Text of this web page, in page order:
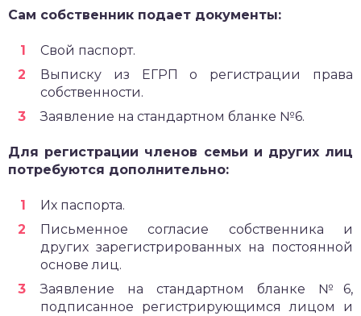
Сам собственник подает документы:
Свой паспорт.
Выписку из ЕГРП о регистрации права
собственности.
Заявление на стандартном бланке №6.
Для регистрации членов семьи и других лиц
потребуются дополнительно:
Их паспорта.
Письменное согласие собственника и
других зарегистрированных на постоянной
основе лиц.
Заявление на стандартном бланке №6,
подписанное регистрирующимся лицом и